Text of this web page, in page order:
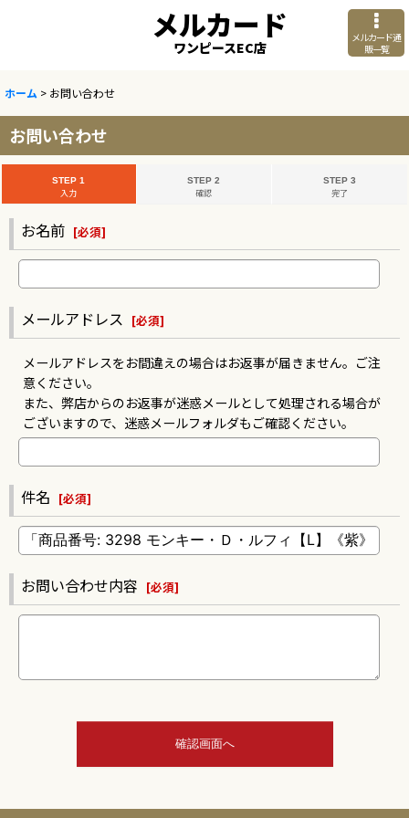
メルカード
ワンピースEC店
メルカード通
販一覧
ホーム > お問い合わせ
お問い合わせ
STEP 1
入力
STEP 2
確認
STEP 3
完了
お名前 [必須]
メールアドレス [必須]
メールアドレスをお間違えの場合はお返事が届きません。ご注
意ください。
また、弊店からのお返事が迷惑メールとして処理される場合が
ございますので、迷惑メールフォルダもご確認ください。
件名 [必須]
お問い合わせ内容 [必須]
確認画面へ